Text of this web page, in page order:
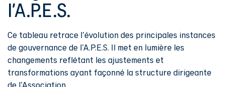
l'A.P.E.S.
Ce tableau retrace l'évolution des principales instances
de gouvernance de l'A.P.E.S. Il met en lumière les
changements reflétant les ajustements et
transformations ayant façonné la structure dirigeante
de l'Association.